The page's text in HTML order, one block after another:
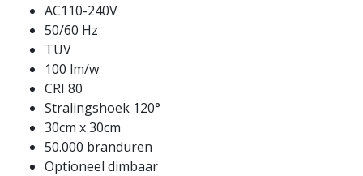
AC110-240V
50/60 Hz
TUV
100 lm/w
CRI 80
Stralingshoek 120°
30cm x 30cm
50.000 branduren
Optioneel dimbaar